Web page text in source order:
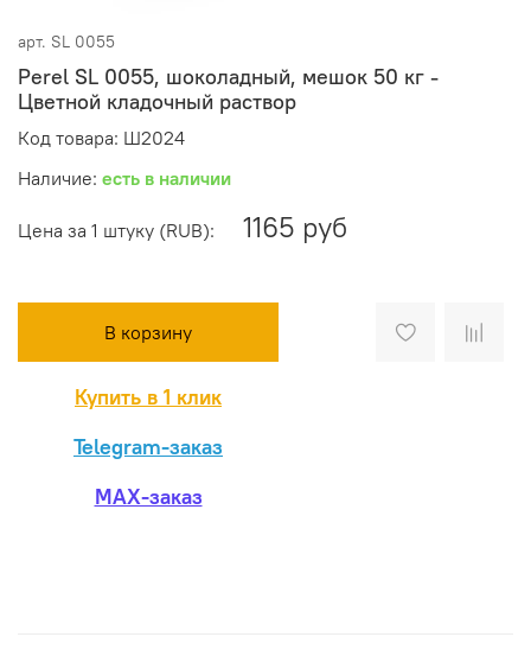
арт. SL 0055
Perel SL 0055, шоколадный, мешок 50 кг -
Цветной кладочный раствор
Код товара: Ш2024
Наличие: есть в наличии
Цена за 1 штуку (RUB): 1165 руб
В корзину
Купить в 1 клик
Telegram-заказ
MAX-заказ